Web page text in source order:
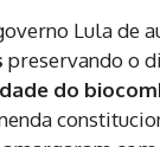
Lula de
preservando o
do